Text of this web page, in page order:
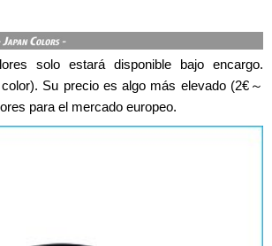
solo estará disponible bajo encargo.
Su precio es algo más elevado (2€～
para el mercado europeo.